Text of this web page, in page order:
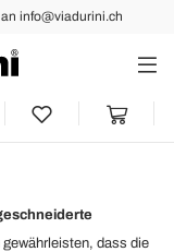
info@viadurini.ch
dass die